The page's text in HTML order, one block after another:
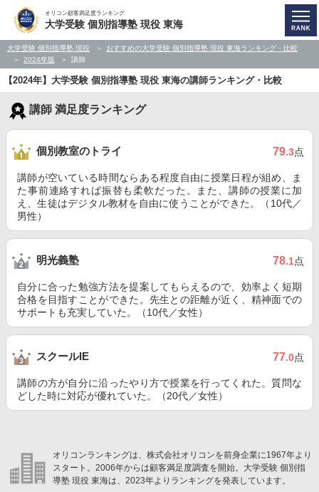
オリコン顧客満足度ランキング
大学受験 個別指導塾 現役 東海
大学受験 個別指導塾 現役
おすすめの大学受験 個別指導塾 現役 東海ランキング・比較
2024年版
講師
【2024年】大学受験 個別指導塾 現役 東海の講師ランキング・比較
講師 満足度ランキング
個別教室のトライ 79.3点
講師が空いている時間ならある程度自由に授業日程が組め、ま
た事前連絡すれば振替も柔軟だった。また、講師の授業に加
え、生徒はデジタル教材を自由に使うことができた。（10代／
男性）
明光義塾 78.1点
自分に合った勉強方法を提案してもらえるので、効率よく短期
合格を目指すことができた。先生との距離が近く、精神面での
サポートも充実していた。（10代／女性）
スクールIE 77.0点
講師の方が自分に沿ったやり方で授業を行ってくれた。質問な
どした時に対応が優れていた。（20代／女性）
オリコンランキングは、株式会社オリコンを前身企業に1967年より
スタート。2006年からは顧客満足度調査を開始。大学受験 個別指
導塾 現役 東海は、2023年よりランキングを発表しています。